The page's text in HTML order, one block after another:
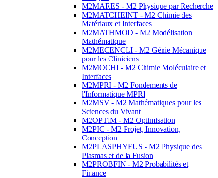
M2MARES - M2 Physique par Recherche
M2MATCHEINT - M2 Chimie des
Matériaux et Interfaces
M2MATHMOD - M2 Modélisation
Mathématique
M2MECENCLI - M2 Génie Mécanique
pour les Cliniciens
M2MOCHI - M2 Chimie Moléculaire et
Interfaces
M2MPRI - M2 Fondements de
l'Informatique MPRI
M2MSV - M2 Mathématiques pour les
Sciences du Vivant
M2OPTIM - M2 Optimisation
M2PIC - M2 Projet, Innovation,
Conception
M2PLASPHYFUS - M2 Physique des
Plasmas et de la Fusion
M2PROBFIN - M2 Probabilités et
Finance